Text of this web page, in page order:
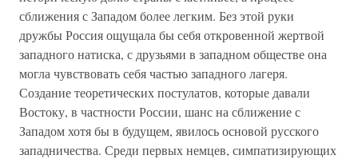
сближения с Западом более легким. Без этой руки
дружбы Россия ощущала бы себя откровенной жертвой
западного натиска, с друзьями в западном обществе она
могла чувствовать себя частью западного лагеря.
Создание теоретических постулатов, которые давали
Востоку, в частности России, шанс на сближение с
Западом хотя бы в будущем, явилось основой русского
западничества. Среди первых немцев, симпатизирующих